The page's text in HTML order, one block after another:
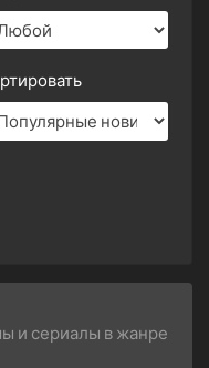
и сериалы в жанре